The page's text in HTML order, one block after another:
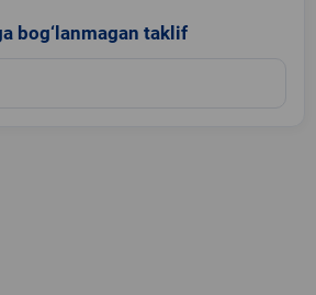
bog‘lanmagan taklif